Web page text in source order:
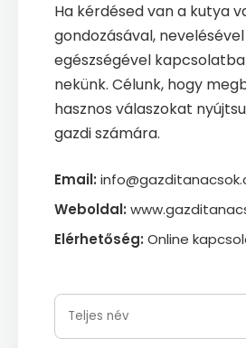
Ha kérdésed van a kutya
gondozásával,
egészségével
nekünk. Célunk, hogy
hasznos válaszokat
gazdi számára.
Email:
Weboldal:
Elérhetőség: Online